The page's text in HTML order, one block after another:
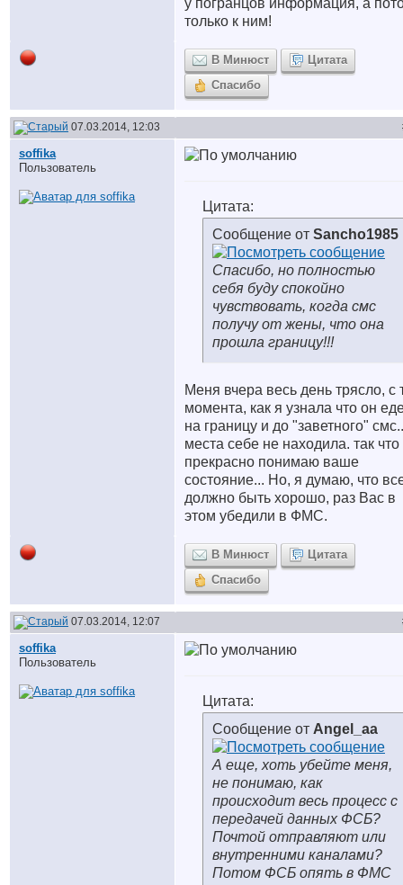
у погранцов информация, а
только к ним!
В Минюст
Цитата
Спасибо
07.03.2014, 12:03
soffika
Пользователь
Цитата:
Сообщение от Sancho1985
Спасибо, но полностью
себя буду спокойно
чувствовать, когда смс
получу от жены, что она
прошла границу!!!
Меня вчера весь день трясло, с
момента, как я узнала что он
на границу и до "заветного"
места себе не находила. так что
прекрасно понимаю ваше
состояние... Но, я думаю, что
должно быть хорошо, раз Вас в
этом убедили в ФМС.
В Минюст
Цитата
Спасибо
07.03.2014, 12:07
soffika
Пользователь
Цитата:
Сообщение от Angel_aa
А еще, хоть убейте меня,
не понимаю, как
происходит весь процесс с
передачей данных ФСБ?
Почтой отправляют или
внутренними каналами?
Потом ФСБ опять в ФМС